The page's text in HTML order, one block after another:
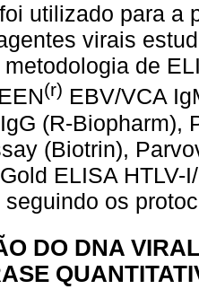
utilizado para a
virais
metodologia de
(r) EBV/VCA
(R-Biopharm),
(Biotrin),
ELISA HTLV-
seguindo os
DO DNA